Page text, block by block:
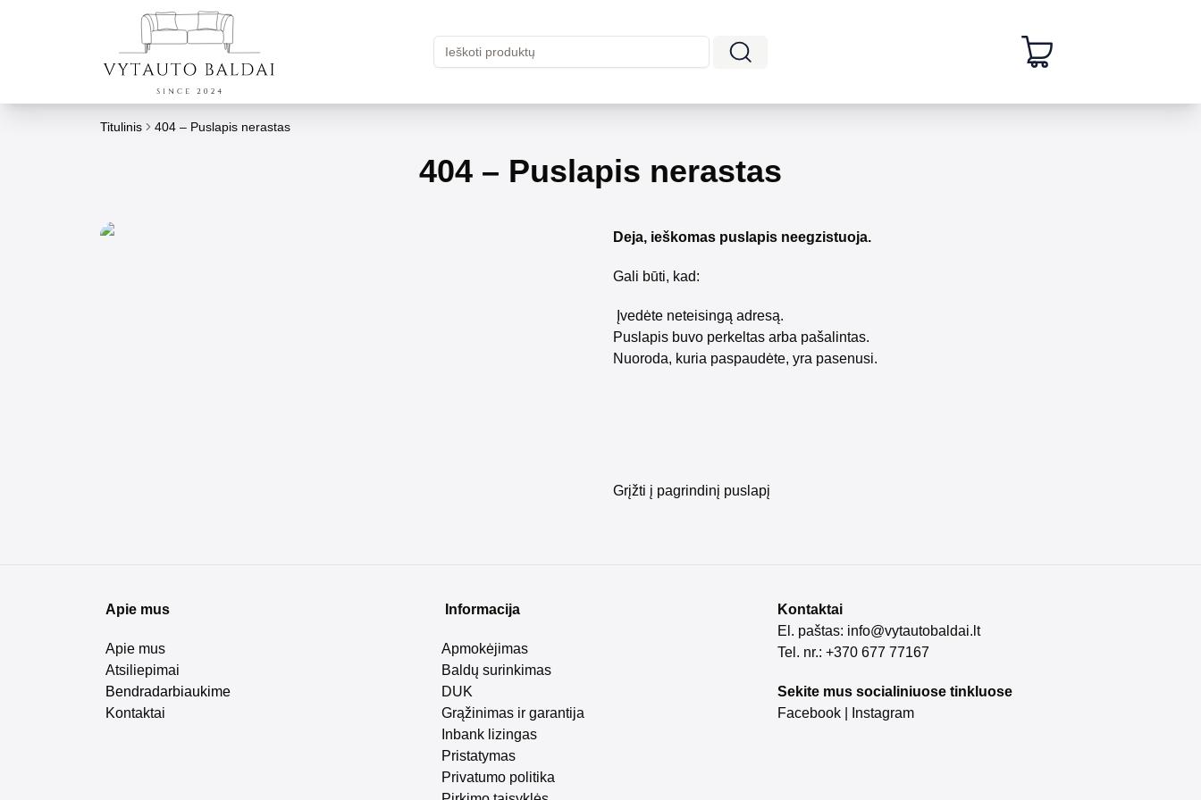
Titulinis 404 – Puslapis nerastas
404 – Puslapis nerastas
Deja, ieškomas puslapis neegzistuoja.
Gali būti, kad:
Įvedėte neteisingą adresą.
Puslapis buvo perkeltas arba pašalintas.
Nuoroda, kuria paspaudėte, yra pasenusi.
Grįžti į pagrindinį puslapį
Apie mus
Apie mus
Atsiliepimai
Bendradarbiaukime
Kontaktai
Informacija
Apmokėjimas
Baldų surinkimas
DUK
Grąžinimas ir garantija
Inbank lizingas
Pristatymas
Privatumo politika
Kontaktai
El. paštas: info@vytautobaldai.lt
Tel. nr.: +370 677 77167
Sekite mus socialiniuose tinkluose
Facebook
Instagram